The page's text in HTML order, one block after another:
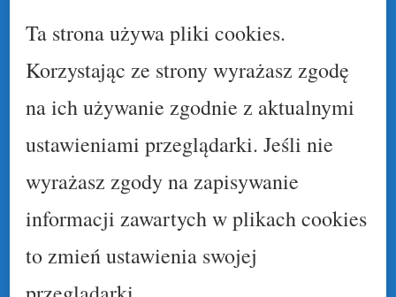
Ta strona używa pliki cookies.
Korzystając ze strony wyrażasz zgodę
na ich używanie zgodnie z aktualnymi
ustawieniami przeglądarki. Jeśli nie
wyrażasz zgody na zapisywanie
informacji zawartych w plikach cookies
to zmień ustawienia swojej